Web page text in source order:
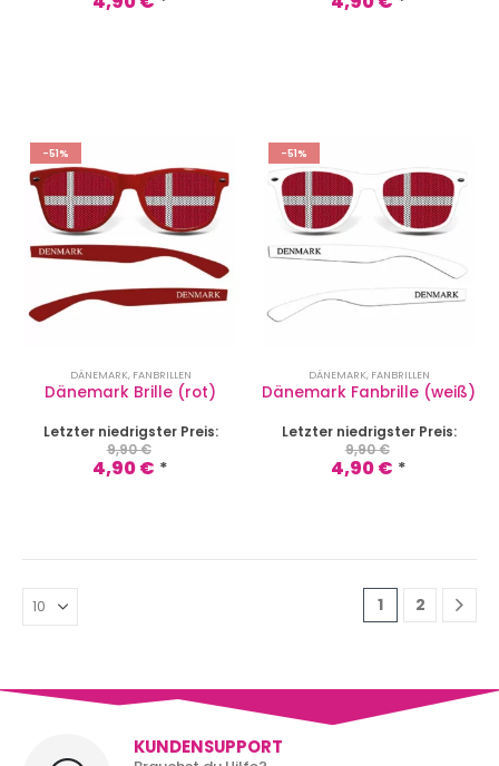
-51%
DÄNEMARK, FANBRILLEN
Dänemark Brille (rot)
Letzter niedrigster Preis:
9,90€
4,90€ *
-51%
DÄNEMARK, FANBRILLEN
Dänemark Fanbrille (weiß)
Letzter niedrigster Preis:
9,90€
4,90€ *
1 2
KUNDENSUPPORT